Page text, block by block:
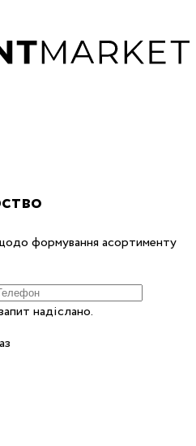
формування асортименту
надіслано.